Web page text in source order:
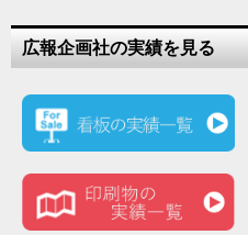
広報企画社の実績を見る